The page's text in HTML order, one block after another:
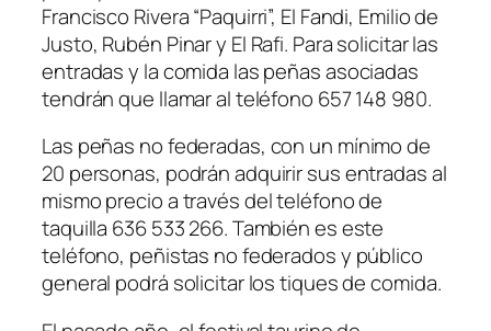
Francisco Rivera “Paquirri”, El Fandi, Emilio de
Justo, Rubén Pinar y El Rafi. Para solicitar las
entradas y la comida las peñas asociadas
tendrán que llamar al teléfono 657 148 980.
Las peñas no federadas, con un mínimo de
20 personas, podrán adquirir sus entradas al
mismo precio a través del teléfono de
taquilla 636 533 266. También es este
teléfono, peñistas no federados y público
general podrá solicitar los tiques de comida.